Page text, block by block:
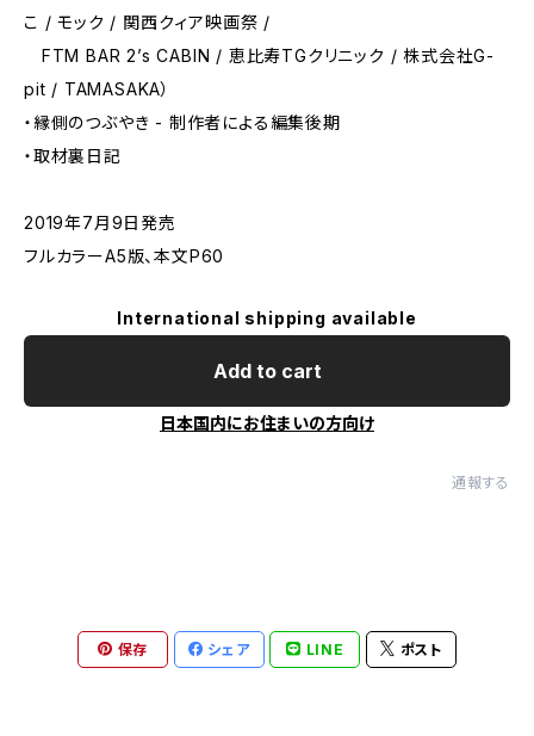
こ / モック / 関西クィア映画祭 /
FTM BAR 2’s CABIN / 恵比寿TGクリニック / 株式会社G-
pit / TAMASAKA）
・縁側のつぶやき - 制作者による編集後期
・取材裏日記
2019年7月9日発売
フルカラーA5版、本文P60
International shipping available
Add to cart
日本国内にお住まいの方向け
通報する
保存 シェア LINE ポスト